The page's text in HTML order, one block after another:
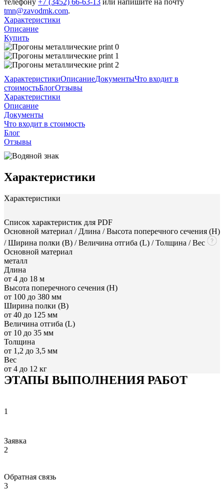
tmn@zavodmk.com.
Характеристики
Описание
Купить
ХарактеристикиОписаниеДокументыЧто входит в
стоимостьБлогОтзывы
Характеристики
Описание
Документы
Что входит в стоимость
Блог
Отзывы
Характеристики
Характеристики
Список характеристик для PDF
Основной материал / Длина / Высота поперечного сечения (H)
/ Ширина полки (B) / Величина отгиба (L) / Толщина / Вес
Основной материал
металл
Длина
от 4 до 18 м
Высота поперечного сечения (H)
от 100 до 380 мм
Ширина полки (B)
от 40 до 125 мм
Величина отгиба (L)
от 10 до 35 мм
Толщина
от 1,2 до 3,5 мм
Вес
от 4 до 12 кг
ЭТАПЫ ВЫПОЛНЕНИЯ РАБОТ
1
Заявка
2
Обратная связь
3